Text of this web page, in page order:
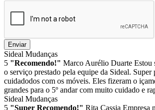
Enviar
Sideal Mudanças
5 "Recomendo!" Marco Aurélio Duarte Estou
o serviço prestado pela equipe da Sideal. Super
cuidadodos com os móveis. Eles fizeram o
grandes para o 5º andar com muito cuidado e
Sideal Mudanças
5 "Super Recomendo!" Rita Cassia Empresa